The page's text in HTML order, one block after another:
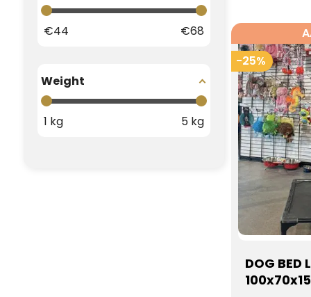
€44 €68
Weight
1 kg 5kg
-25%
DOG BED